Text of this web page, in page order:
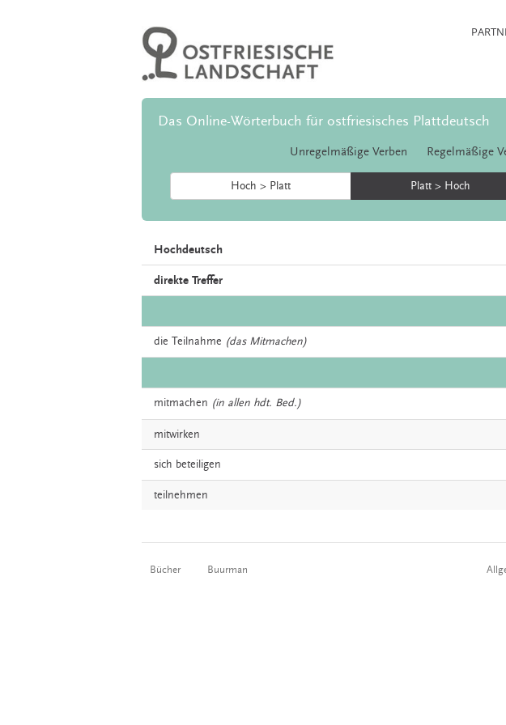
Das Online-Wörterbuch für ostfriesisches Plattdeutsch
Unregelmäßige Verben Regelmäßige
Hoch > Platt Platt > Hoch
Hochdeutsch
direkte Treffer
die Teilnahme (das Mitmachen)
mitmachen (in allen hdt. Bed.)
mitwirken
sich beteiligen
teilnehmen
Bücher Buurman